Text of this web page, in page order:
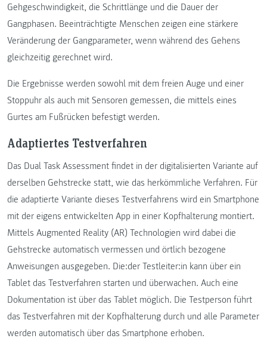
Gehgeschwindigkeit, die Schrittlänge und die Dauer der
Gangphasen. Beeinträchtigte Menschen zeigen eine stärkere
Veränderung der Gangparameter, wenn während des Gehens
gleichzeitig gerechnet wird.
Die Ergebnisse werden sowohl mit dem freien Auge und einer
Stoppuhr als auch mit Sensoren gemessen, die mittels eines
Gurtes am Fußrücken befestigt werden.
Adaptiertes Testverfahren
Das Dual Task Assessment findet in der digitalisierten Variante auf
derselben Gehstrecke statt, wie das herkömmliche Verfahren. Für
die adaptierte Variante dieses Testverfahrens wird ein Smartphone
mit der eigens entwickelten App in einer Kopfhalterung montiert.
Mittels Augmented Reality (AR) Technologien wird dabei die
Gehstrecke automatisch vermessen und örtlich bezogene
Anweisungen ausgegeben. Die:der Testleiter:in kann über ein
Tablet das Testverfahren starten und überwachen. Auch eine
Dokumentation ist über das Tablet möglich. Die Testperson führt
das Testverfahren mit der Kopfhalterung durch und alle Parameter
werden automatisch über das Smartphone erhoben.